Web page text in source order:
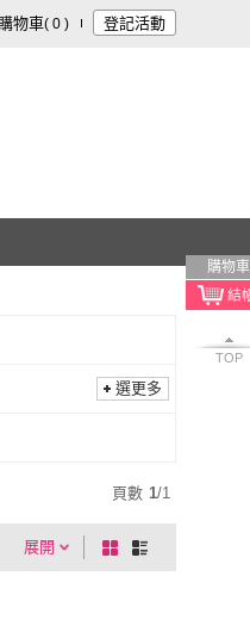
購物車( 0 ) 登記活動
購物車
TOP
選更多
頁數 1/1
展開
棋
盤
列